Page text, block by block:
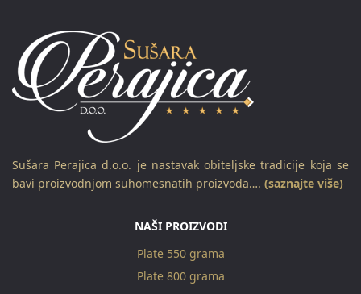
Sušara Perajica d.o.o. je nastavak obiteljske tradicije koja se
bavi proizvodnjom suhomesnatih proizvoda…. (saznajte više)
NAŠI PROIZVODI
Plate 550 grama
Plate 800 grama